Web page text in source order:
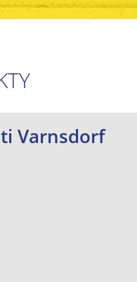
Varnsdorf